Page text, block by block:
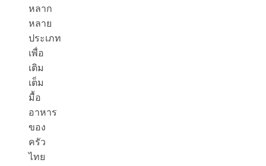
หลาก
หลาย
ประเภท
เพื่อ
เติม
เต็ม
มื้อ
อาหาร
ของ
ครัว
ไทย